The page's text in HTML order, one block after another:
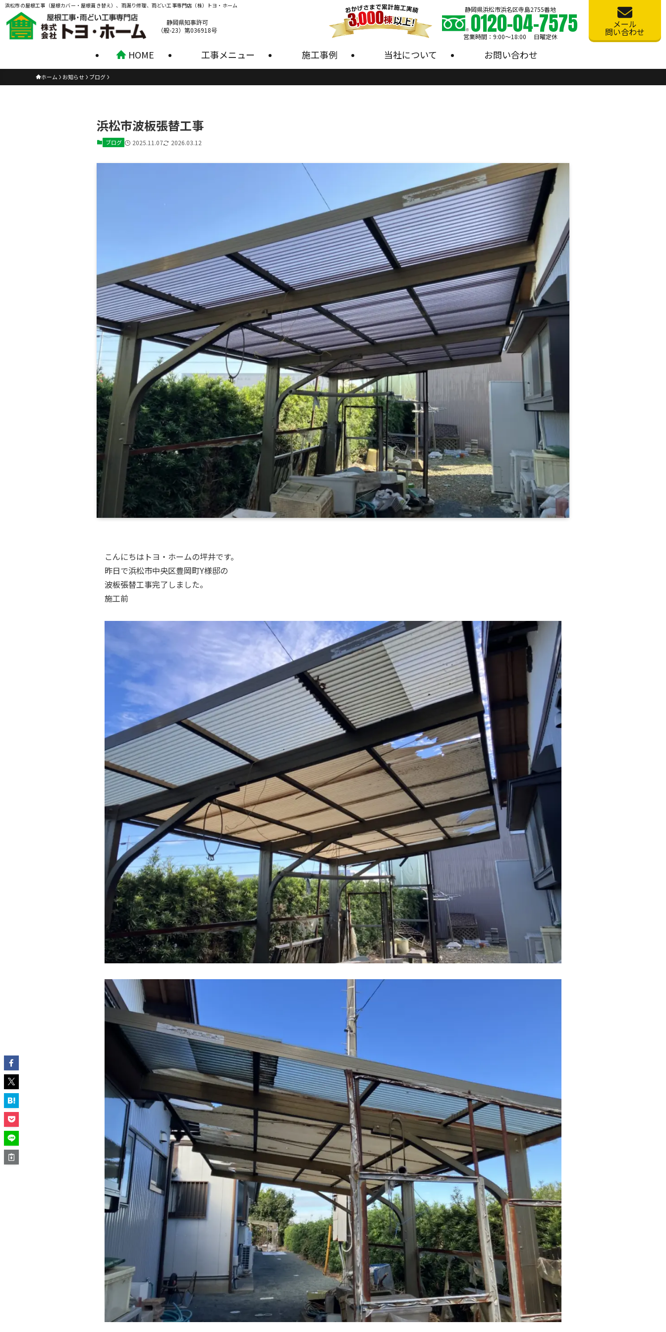
浜松市の屋根工事（屋根カバー・屋根葺き替え）、雨漏り修理、雨どい工事専門店（株）トヨ・ホーム
HOME 工事メニュー 施工事例 当社について お問い合わせ
静岡県知事許可
（般-23）第036918号
静岡県浜松市浜名区寺島2755番地
0120-04-7575
営業時間：9:00〜18:00 日曜定休
メール
問い合わせ
ホーム お知らせ ブログ
浜松市波板張替工事
ブログ 2025.11.07 2026.03.12
こんにちはトヨ・ホームの坪井です。
昨日で浜松市中央区豊岡町Y様邸の
波板張替工事完了しました。
施工前